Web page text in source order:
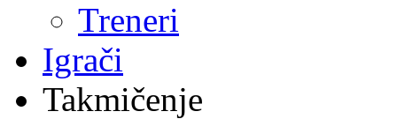
Treneri
Igrači
Takmičenje